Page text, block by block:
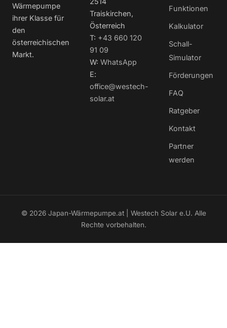
Wärmepumpe
ihrer Klasse für
den
österreichischen
Markt.
Traiskirchen,
Österreich
T: +43 660 120
91 09
W: WhatsApp
E:
office@westech-
solar.at
Funktionen
Kalkulator
Schall-
Simulator
Förderungen
FAQ
Ratgeber
Kontakt
Partner
werden
© 2026 Japan-Wärmepumpe.at | Westech Solar e.U. Alle
Rechte vorbehalten.